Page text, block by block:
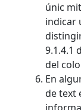
únic
indicar
9.1.4.1
del
En
de text